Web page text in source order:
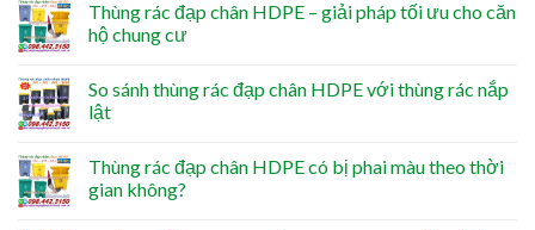
Thùng rác đạp chân HDPE – giải pháp tối ưu cho căn
hộ chung cư
So sánh thùng rác đạp chân HDPE với thùng rác nắp
lật
Thùng rác đạp chân HDPE có bị phai màu theo thời
gian không?